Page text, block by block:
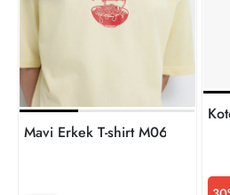
Mavi Erkek T-shirt M0613373-